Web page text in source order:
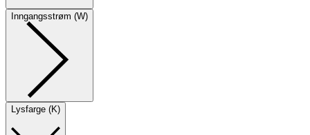
Inngangsstrøm (W)
Lysfarge (K)